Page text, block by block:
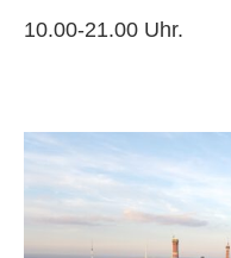
10.00-21.00 Uhr.